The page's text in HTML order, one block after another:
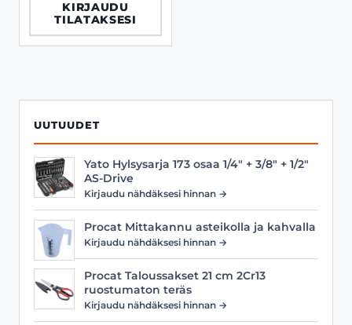
UUTUUDET
Yato Hylsysarja 173 osaa 1/4" + 3/8" + 1/2"
AS-Drive
Kirjaudu nähdäksesi hinnan →
Procat Mittakannu asteikolla ja kahvalla
Kirjaudu nähdäksesi hinnan →
Procat Taloussakset 21 cm 2Cr13
ruostumaton teräs
Kirjaudu nähdäksesi hinnan →
KIRJAUDU
TILATAKSESI